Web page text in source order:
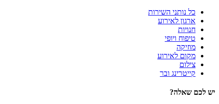
כל נותני השירות
ארגון לאירוע
חנויות
טיפוח ויופי
מוזיקה
מקום לאירוע
צילום
קייטרינג ובר
יש לכם שאלה?